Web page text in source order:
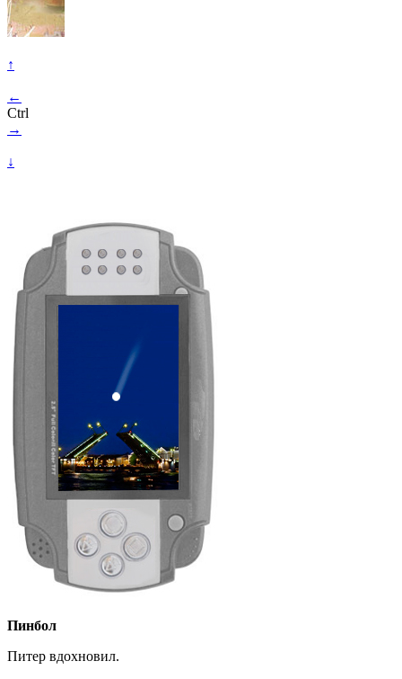
↑
←
Ctrl
→
↓
Пинбол
Питер вдохновил.